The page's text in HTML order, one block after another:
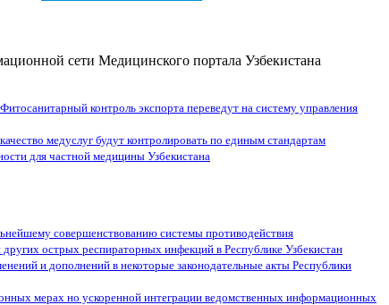
сети Медицинского портала Узбекистана
контроль экспорта переведут на систему управления
медуслуг будут контролировать по единым стандартам
для частной медицины Узбекистана
совершенствованию системы противодействия
острых респираторных инфекций в Республике Узбекистан
и дополнений в некоторые законодательные акты Республики
мерах но ускоренной интеграции ведомственных информационных